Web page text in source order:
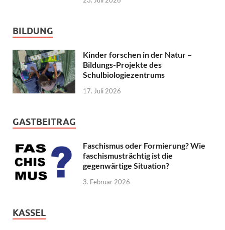
BILDUNG
Kinder forschen in der Natur –
Bildungs-Projekte des
Schulbiologiezentrums
17. Juli 2026
GASTBEITRAG
Faschismus oder Formierung? Wie
faschismusträchtig ist die
gegenwärtige Situation?
3. Februar 2026
KASSEL